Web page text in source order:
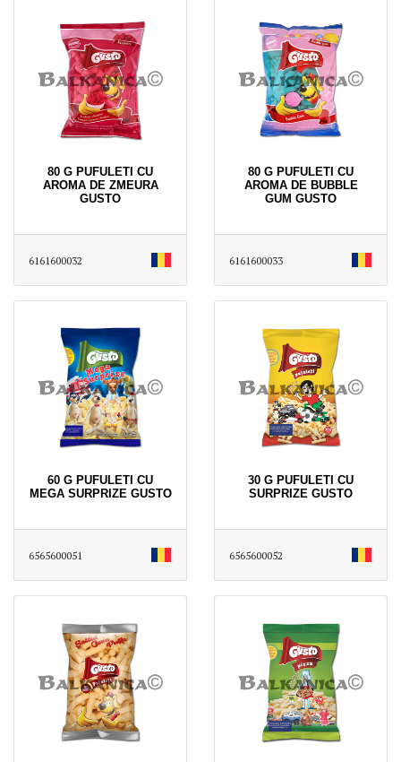
80 G PUFULETI CU
AROMA DE ZMEURA
GUSTO
6161600032
80 G PUFULETI CU
AROMA DE BUBBLE
GUM GUSTO
6161600033
60 G PUFULETI CU
MEGA SURPRIZE GUSTO
6565600051
30 G PUFULETI CU
SURPRIZE GUSTO
6565600052